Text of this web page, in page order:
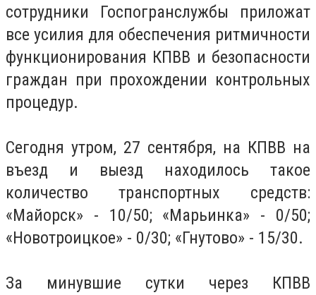
сотрудники Госпогранслужбы приложат
все усилия для обеспечения ритмичности
функционирования КПВВ и безопасности
граждан при прохождении контрольных
процедур.
Сегодня утром, 27 сентября, на КПВВ на
въезд и выезд находилось такое
количество транспортных средств:
«Майорск» - 10/50; «Марьинка» - 0/50;
«Новотроицкое» - 0/30; «Гнутово» - 15/30.
За минувшие сутки через КПВВ